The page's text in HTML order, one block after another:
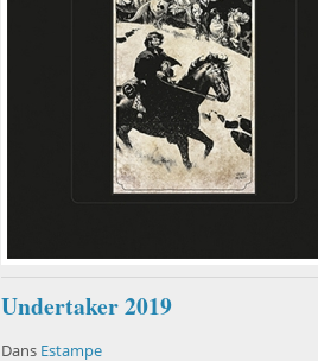
Undertaker 2019
Dans Estampe